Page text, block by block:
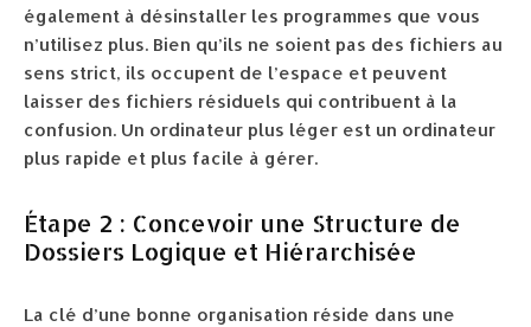
également à désinstaller les programmes que vous
n’utilisez plus. Bien qu’ils ne soient pas des fichiers au
sens strict, ils occupent de l’espace et peuvent
laisser des fichiers résiduels qui contribuent à la
confusion. Un ordinateur plus léger est un ordinateur
plus rapide et plus facile à gérer.
Étape 2 : Concevoir une Structure de
Dossiers Logique et Hiérarchisée
La clé d’une bonne organisation réside dans une